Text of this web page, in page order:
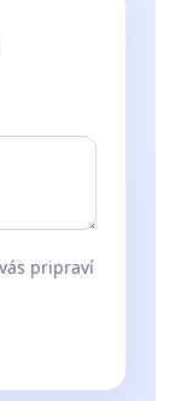
pripraví